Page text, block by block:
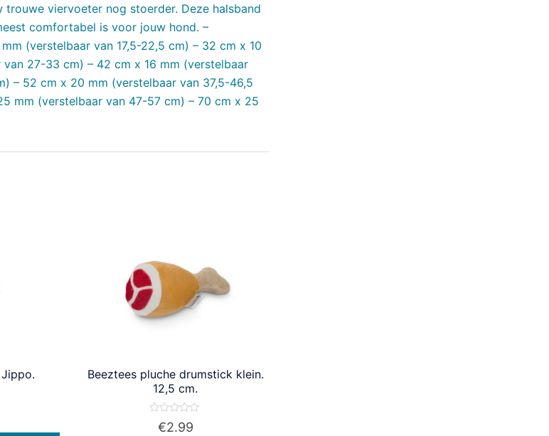
trouwe viervoeter nog stoerder. Deze halsband
comfortabel is voor jouw hond. –
(verstelbaar van 17,5-22,5 cm) – 32 cm x 10
27-33 cm) – 42 cm x 16 mm (verstelbaar
– 52 cm x 20 mm (verstelbaar van 37,5-46,5
mm (verstelbaar van 47-57 cm) – 70 cm x 25
Beeztees pluche drumstick klein.
12,5 cm.
Waardering
€2.99